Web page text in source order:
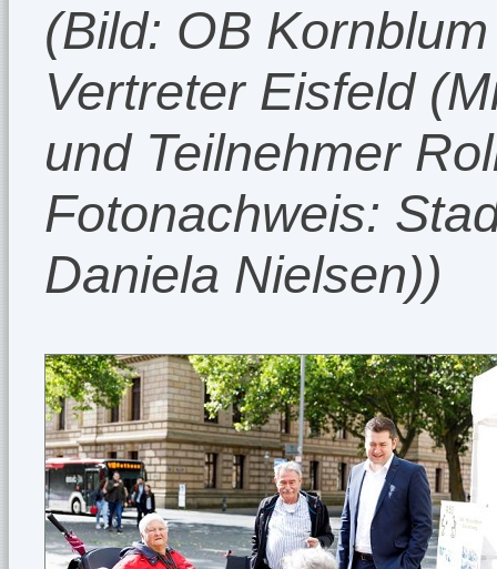
(Bild: OB
Vertreter Eisfeld
und Teilnehmer
Fotonachweis:
Daniela Nielsen))